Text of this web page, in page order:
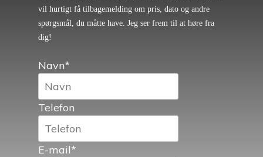
vil hurtigt få tilbagemelding om pris, dato og andre
spørgsmål, du måtte have. Jeg ser frem til at høre fra
dig!
Navn*
Telefon
E-mail*